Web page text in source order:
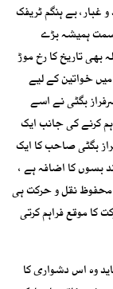
غبار، بے ہنگم ٹریفک
ہمیشہ بڑے
تاریخ کا رخ موڑ
کوئٹہ میں خواتین کے لیے
بگٹی نے اسے
کرنے کی جانب ایک
بگٹی صاحب کا ایک
بسوں کا اضافہ ہے ،
نقل و حرکت ہی
کا موقع فراہم کرتی
وہ اس دشواری کا